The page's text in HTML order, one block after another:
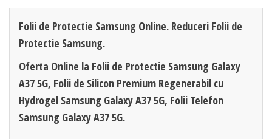
Folii de Protectie Samsung Online. Reduceri Folii de
Protectie Samsung.
Oferta Online la Folii de Protectie Samsung Galaxy
A37 5G, Folii de Silicon Premium Regenerabil cu
Hydrogel Samsung Galaxy A37 5G, Folii Telefon
Samsung Galaxy A37 5G.